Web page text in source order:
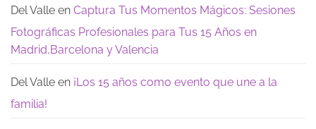
quedan
Del Valle en Captura Tus Momentos Mágicos: Sesiones
Fotográficas Profesionales para Tus 15 Años en
Madrid,Barcelona y Valencia
Del Valle en ¡Los 15 años como evento que une a la
familia!